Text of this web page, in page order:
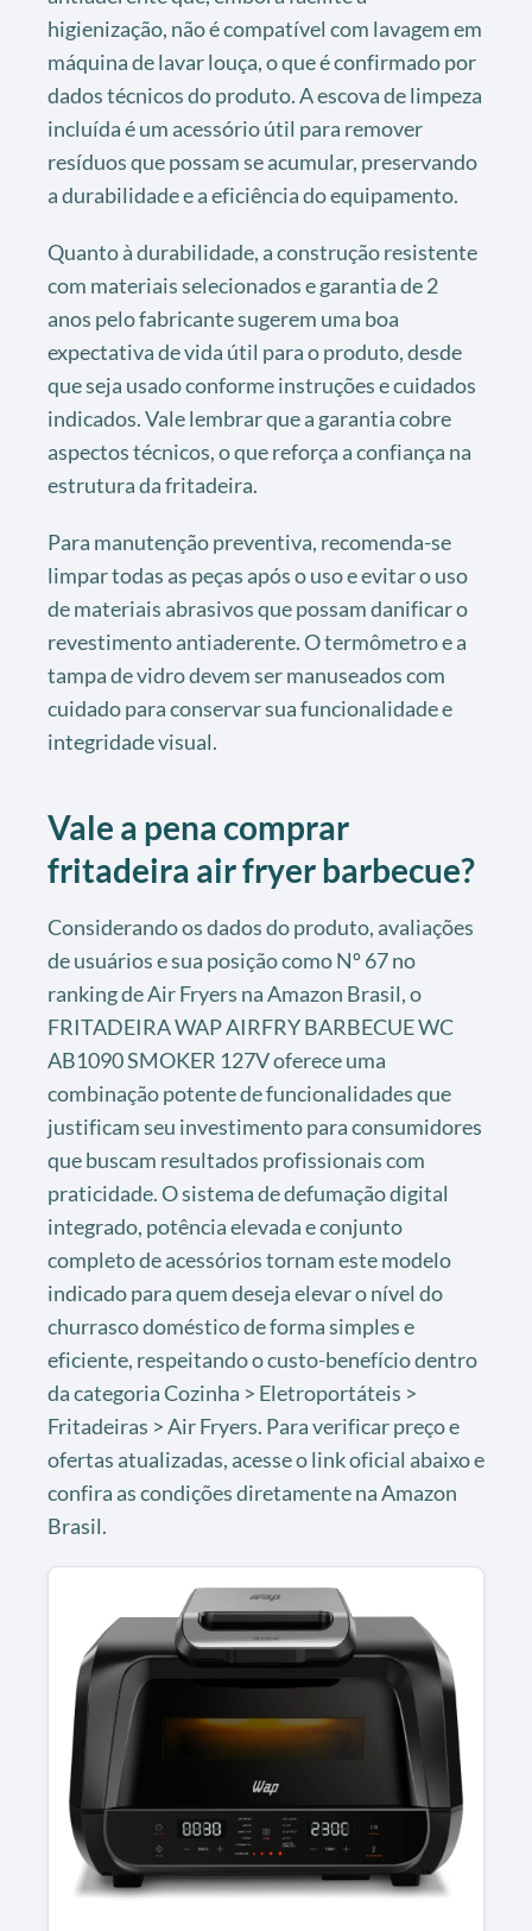
higienização, não é compatível com lavagem em
máquina de lavar louça, o que é confirmado por
dados técnicos do produto. A escova de limpeza
incluída é um acessório útil para remover
resíduos que possam se acumular, preservando
a durabilidade e a eficiência do equipamento.
Quanto à durabilidade, a construção resistente
com materiais selecionados e garantia de 2
anos pelo fabricante sugerem uma boa
expectativa de vida útil para o produto, desde
que seja usado conforme instruções e cuidados
indicados. Vale lembrar que a garantia cobre
aspectos técnicos, o que reforça a confiança na
estrutura da fritadeira.
Para manutenção preventiva, recomenda-se
limpar todas as peças após o uso e evitar o uso
de materiais abrasivos que possam danificar o
revestimento antiaderente. O termômetro e a
tampa de vidro devem ser manuseados com
cuidado para conservar sua funcionalidade e
integridade visual.
Vale a pena comprar
fritadeira air fryer barbecue?
Considerando os dados do produto, avaliações
de usuários e sua posição como Nº 67 no
ranking de Air Fryers na Amazon Brasil, o
FRITADEIRA WAP AIRFRY BARBECUE WC
AB1090 SMOKER 127V oferece uma
combinação potente de funcionalidades que
justificam seu investimento para consumidores
que buscam resultados profissionais com
praticidade. O sistema de defumação digital
integrado, potência elevada e conjunto
completo de acessórios tornam este modelo
indicado para quem deseja elevar o nível do
churrasco doméstico de forma simples e
eficiente, respeitando o custo-benefício dentro
da categoria Cozinha > Eletroportáteis >
Fritadeiras > Air Fryers. Para verificar preço e
ofertas atualizadas, acesse o link oficial abaixo e
confira as condições diretamente na Amazon
Brasil.